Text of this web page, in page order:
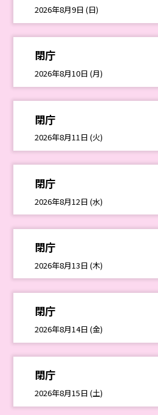
2026年8月9日 (日)
閉庁
2026年8月10日 (月)
閉庁
2026年8月11日 (火)
閉庁
2026年8月12日 (水)
閉庁
2026年8月13日 (木)
閉庁
2026年8月14日 (金)
閉庁
2026年8月15日 (土)